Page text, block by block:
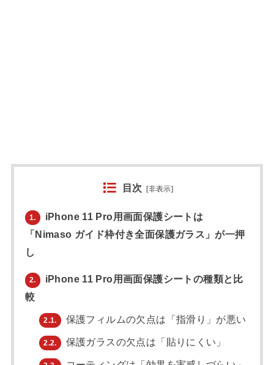
目次 [非表示]
1.
iPhone 11 Pro用画面保護シートは
「Nimaso ガイド枠付き全面保護ガラス」が一押
し
2.
iPhone 11 Pro用画面保護シートの種類と比
較
2.1. 保護フィルムの欠点は「指滑り」が悪い
2.2. 保護ガラスの欠点は「貼りにくい」